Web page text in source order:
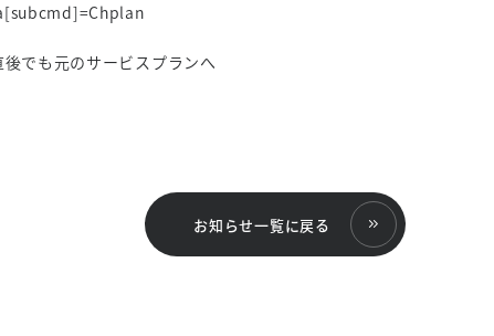
でも元のサービスプランへ
お知らせ一覧に戻る